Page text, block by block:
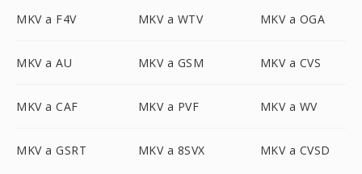
MKV a F4V MKV a WTV MKV a OGA
MKV a AU MKV a GSM MKV a CVS
MKV a CAF MKV a PVF MKV a WV
MKV a GSRT MKV a 8SVX MKV a CVSD